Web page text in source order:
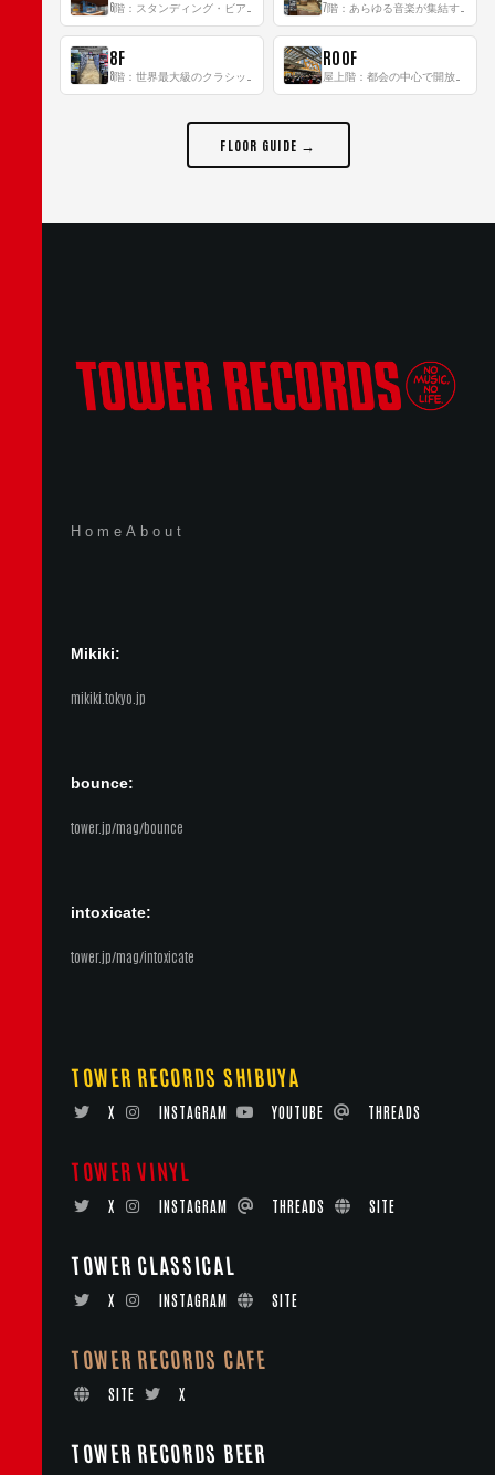
8F ROOF
FLOOR GUIDE →
Home About
Mikiki:
mikiki.tokyo.jp
bounce:
tower.jp/mag/bounce
intoxicate:
tower.jp/mag/intoxicate
TOWER RECORDS SHIBUYA
X INSTAGRAM YOUTUBE THREADS
TOWER VINYL
X INSTAGRAM THREADS SITE
TOWER CLASSICAL
X INSTAGRAM SITE
TOWER RECORDS CAFE
SITE X
TOWER RECORDS BEER